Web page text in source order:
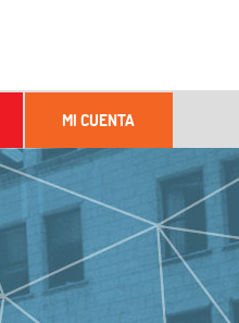
MI CUENTA